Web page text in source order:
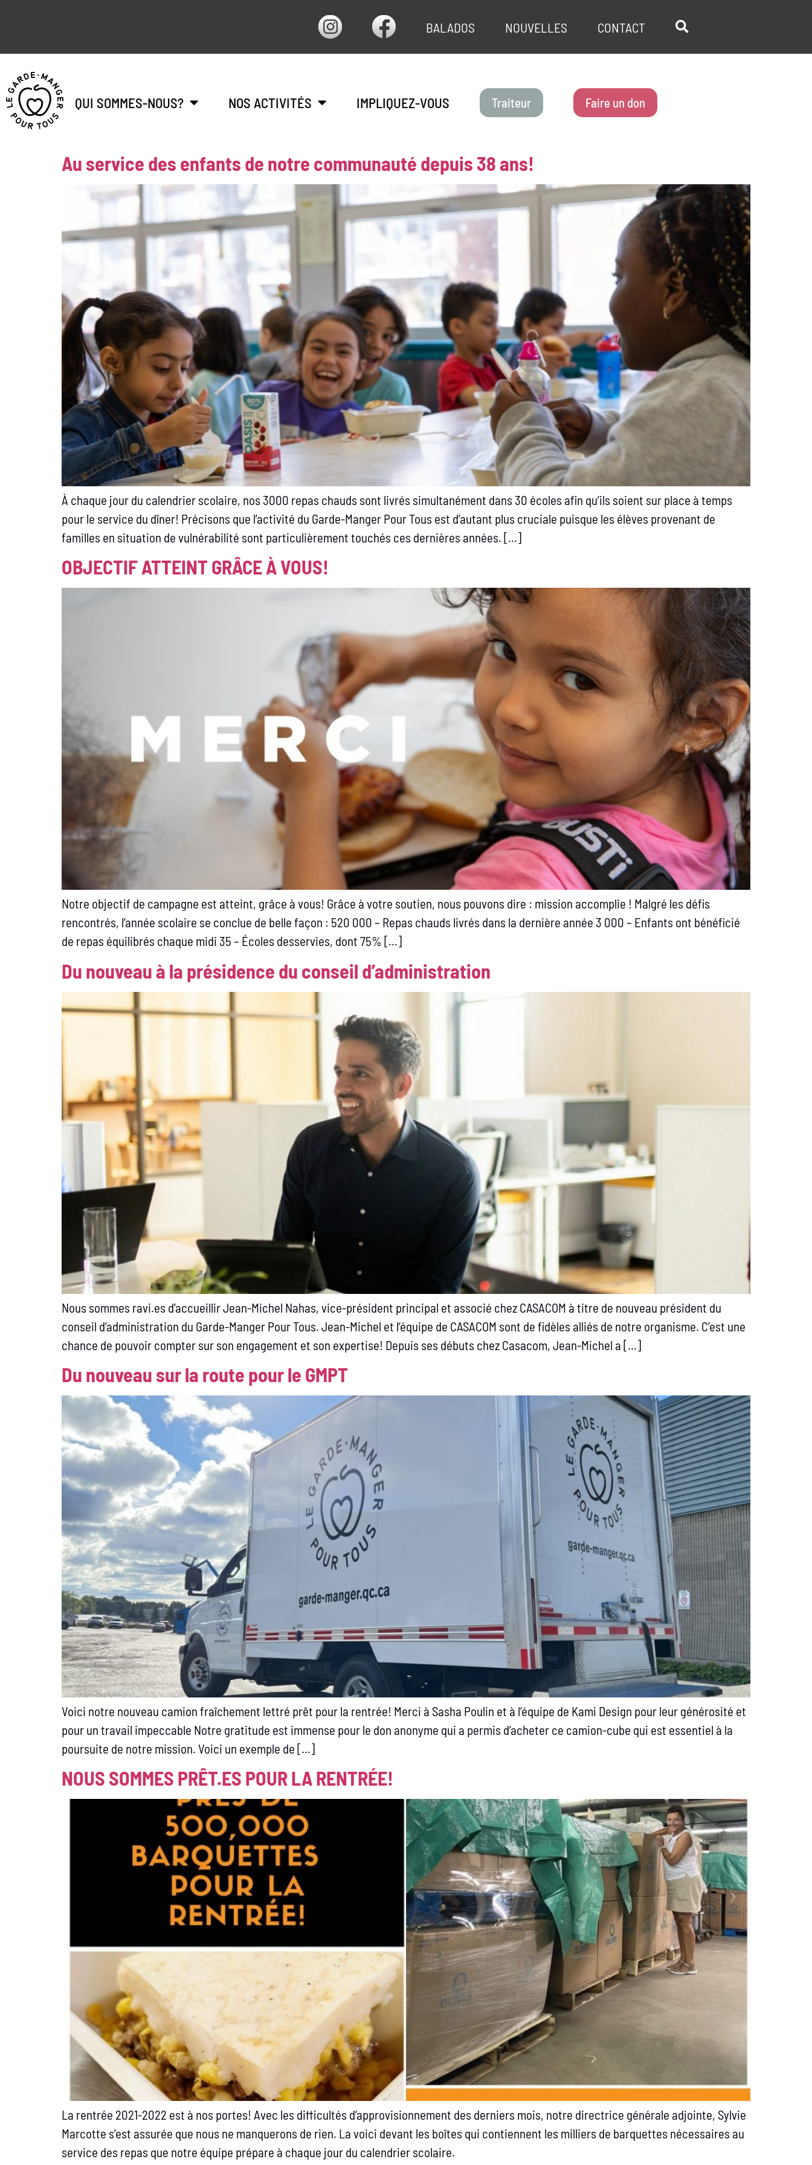
BALADOS NOUVELLES CONTACT
QUI SOMMES-NOUS? NOS ACTIVITÉS IMPLIQUEZ-VOUS Traiteur Faire un don
Au service des enfants de notre communauté depuis 38 ans!
À chaque jour du calendrier scolaire, nos 3000 repas chauds sont livrés simultanément dans 30 écoles afin qu’ils soient sur place à temps
pour le service du dîner! Précisons que l’activité du Garde-Manger Pour Tous est d’autant plus cruciale puisque les élèves provenant de
familles en situation de vulnérabilité sont particulièrement touchés ces dernières années. […]
OBJECTIF ATTEINT GRÂCE À VOUS!
Notre objectif de campagne est atteint, grâce à vous! Grâce à votre soutien, nous pouvons dire : mission accomplie ! Malgré les défis
rencontrés, l’année scolaire se conclue de belle façon : 520 000 – Repas chauds livrés dans la dernière année 3 000 – Enfants ont bénéficié
de repas équilibrés chaque midi 35 – Écoles desservies, dont 75% […]
Du nouveau à la présidence du conseil d’administration
Nous sommes ravi.es d’accueillir Jean-Michel Nahas, vice-président principal et associé chez CASACOM à titre de nouveau président du
conseil d’administration du Garde-Manger Pour Tous. Jean-Michel et l’équipe de CASACOM sont de fidèles alliés de notre organisme. C’est une
chance de pouvoir compter sur son engagement et son expertise! Depuis ses débuts chez Casacom, Jean-Michel a […]
Du nouveau sur la route pour le GMPT
Voici notre nouveau camion fraîchement lettré prêt pour la rentrée! Merci à Sasha Poulin et à l’équipe de Kami Design pour leur générosité et
pour un travail impeccable Notre gratitude est immense pour le don anonyme qui a permis d’acheter ce camion-cube qui est essentiel à la
poursuite de notre mission. Voici un exemple de […]
NOUS SOMMES PRÊT.ES POUR LA RENTRÉE!
La rentrée 2021-2022 est à nos portes! Avec les difficultés d’approvisionnement des derniers mois, notre directrice générale adjointe, Sylvie
Marcotte s’est assurée que nous ne manquerons de rien. La voici devant les boîtes qui contiennent les milliers de barquettes nécessaires au
service des repas que notre équipe prépare à chaque jour du calendrier scolaire.